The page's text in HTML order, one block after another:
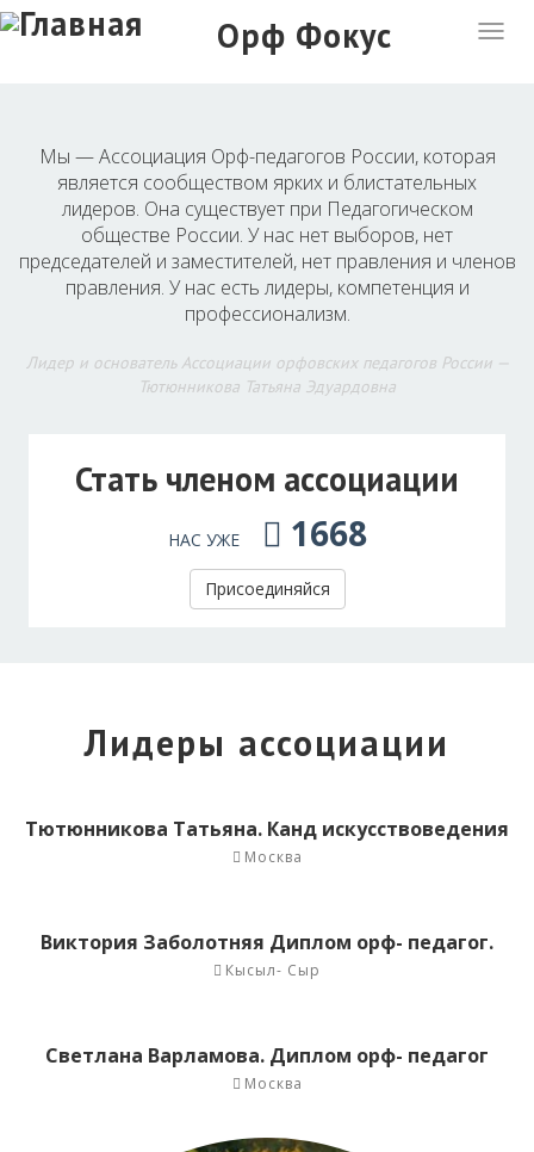
Перейти
к
Орф Фокус
Мы — Ассоциация Орф-педагогов России, которая
является сообществом ярких и блистательных
лидеров. Она существует при Педагогическом
обществе России. У нас нет выборов, нет
председателей и заместителей, нет правления и членов
правления. У нас есть лидеры, компетенция и
профессионализм.
Лидер и основатель Ассоциации орфовских педагогов России —
Тютюнникова Татьяна Эдуардовна
Стать членом ассоциации
НАС УЖЕ 1668
Присоединяйся
Лидеры ассоциации
Тютюнникова Татьяна. Канд искусствоведения
Москва
Виктория Заболотняя Диплом орф- педагог.
Кысыл- Сыр
Светлана Варламова. Диплом орф- педагог
Москва